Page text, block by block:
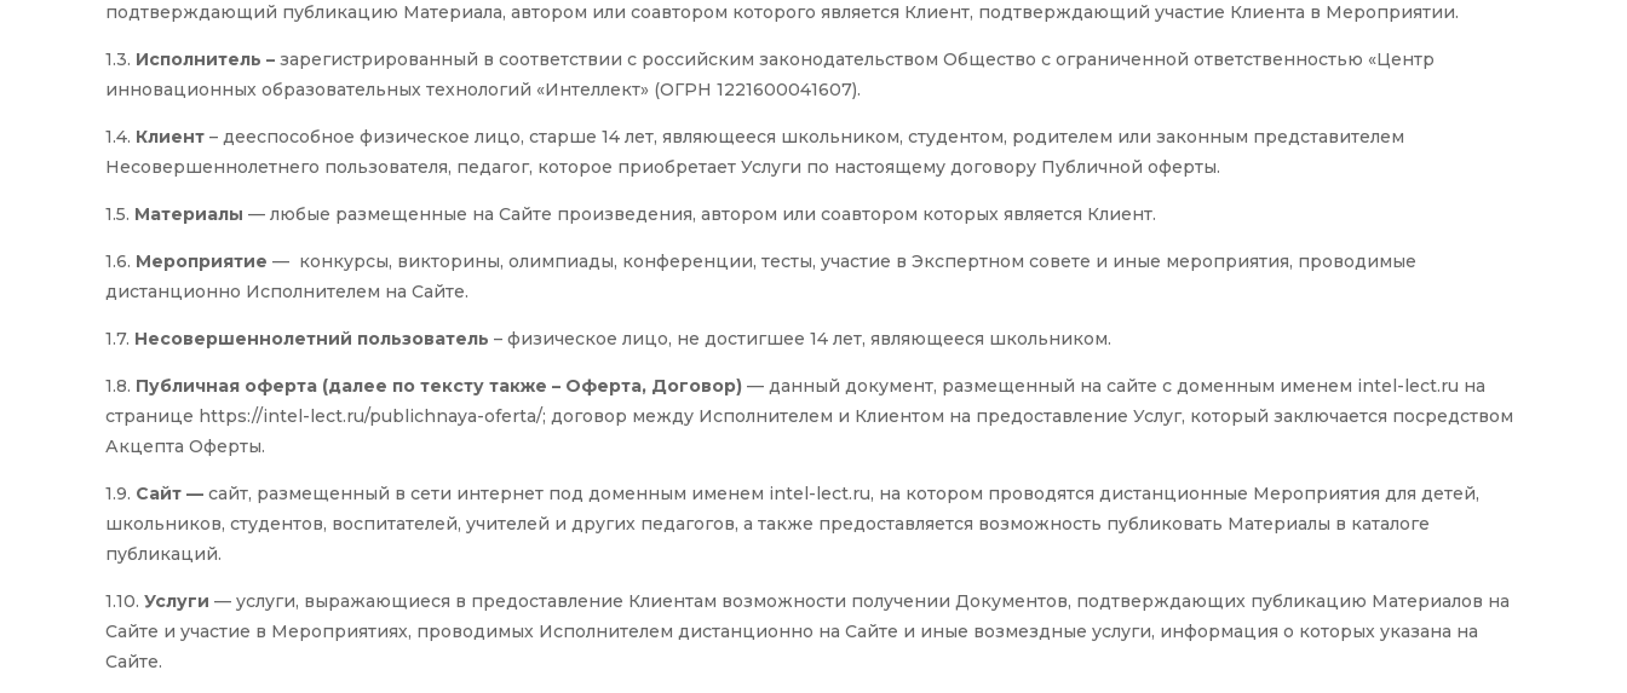
подтверждающий публикацию Материала, автором или соавтором которого является Клиент, подтверждающий участие Клиента в Мероприятии.
1.3. Исполнитель – зарегистрированный в соответствии с российским законодательством Общество с ограниченной ответственностью «Центр
инновационных образовательных технологий «Интеллект» (ОГРН 1221600041607).
1.4. Клиент – дееспособное физическое лицо, старше 14 лет, являющееся школьником, студентом, родителем или законным представителем
Несовершеннолетнего пользователя, педагог, которое приобретает Услуги по настоящему договору Публичной оферты.
1.5. Материалы — любые размещенные на Сайте произведения, автором или соавтором которых является Клиент.
1.6. Мероприятие — конкурсы, викторины, олимпиады, конференции, тесты, участие в Экспертном совете и иные мероприятия, проводимые
дистанционно Исполнителем на Сайте.
1.7. Несовершеннолетний пользователь – физическое лицо, не достигшее 14 лет, являющееся школьником.
1.8. Публичная оферта (далее по тексту также – Оферта, Договор) — данный документ, размещенный на сайте с доменным именем intel-lect.ru на
странице https://intel-lect.ru/publichnaya-oferta/; договор между Исполнителем и Клиентом на предоставление Услуг, который заключается посредством
Акцепта Оферты.
1.9. Сайт — сайт, размещенный в сети интернет под доменным именем intel-lect.ru, на котором проводятся дистанционные Мероприятия для детей,
школьников, студентов, воспитателей, учителей и других педагогов, а также предоставляется возможность публиковать Материалы в каталоге
публикаций.
1.10. Услуги — услуги, выражающиеся в предоставление Клиентам возможности получении Документов, подтверждающих публикацию Материалов на
Сайте и участие в Мероприятиях, проводимых Исполнителем дистанционно на Сайте и иные возмездные услуги, информация о которых указана на
Сайте.